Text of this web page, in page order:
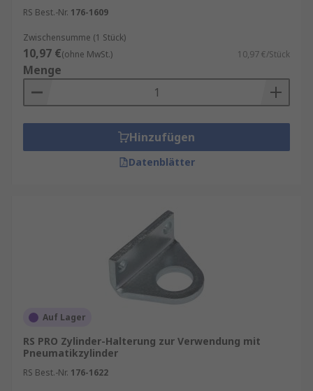
RS Best.-Nr. 176-1609
Zwischensumme (1 Stück)
10,97 €(ohne MwSt.) 10,97 €/Stück
Menge
Hinzufügen
Datenblätter
Auf Lager
RS PRO Zylinder-Halterung zur Verwendung mit
Pneumatikzylinder
RS Best.-Nr. 176-1622